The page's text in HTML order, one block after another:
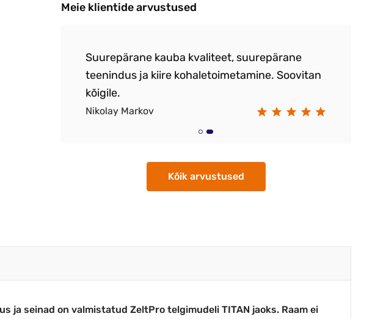
Meie klientide arvustused
Suurepärane kauba kvaliteet, suurepärane
teenindus ja kiire kohaletoimetamine. Soovitan
kõigile.
Nikolay Markov
Kõik arvustused
ja seinad on valmistatud ZeltPro telgimudeli TITAN jaoks. Raam ei